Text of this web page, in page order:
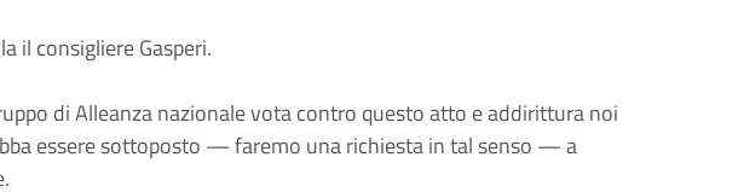
il consigliere Gasperi.
di Alleanza nazionale vota contro questo atto e addirittura noi
essere sottoposto — faremo una richiesta in tal senso — a